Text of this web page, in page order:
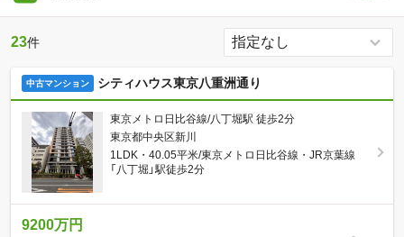
23件
中古マンション シティハウス東京八重洲通り
東京メトロ日比谷線/八丁堀駅 徒歩2分
東京都中央区新川
1LDK・40.05平米/東京メトロ日比谷線・JR京葉線
「八丁堀」駅徒歩2分
9200万円